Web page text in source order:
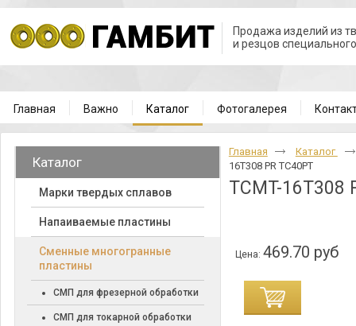
Продажа изделий из
и резцов
Главная Важно Каталог Фотогалерея
Каталог
Марки твердых сплавов
Напаиваемые пластины
Cменные многогранные
пластины
СМП для фрезерной обработки
СМП для токарной обработки
Главная
Каталог
16T308 PR TC40PT
TCMT-16T308
Цена:469.70 руб